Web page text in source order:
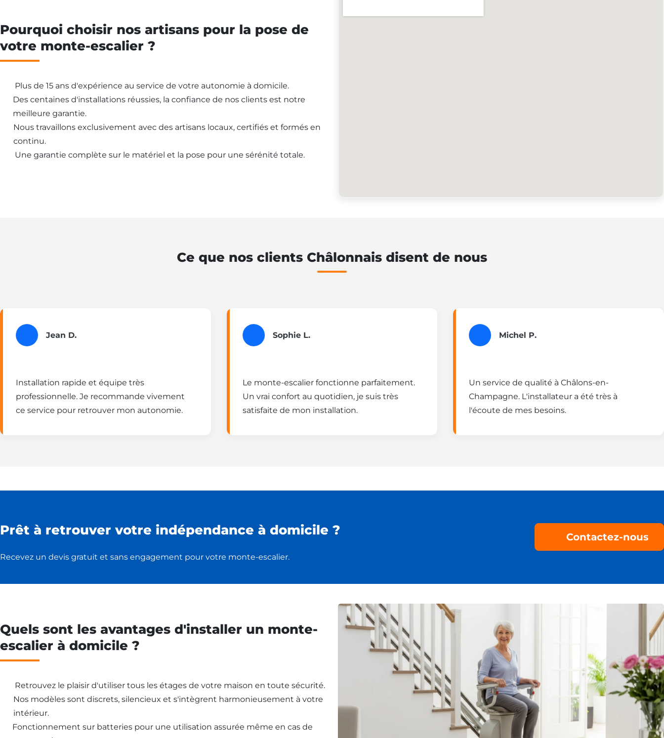
Pourquoi choisir nos artisans pour la pose de
votre monte-escalier ?
Plus de 15 ans d'expérience au service de votre autonomie à domicile.
Des centaines d'installations réussies, la confiance de nos clients est notre
meilleure garantie.
Nous travaillons exclusivement avec des artisans locaux, certifiés et formés en
continu.
Une garantie complète sur le matériel et la pose pour une sérénité totale.
Ce que nos clients Châlonnais disent de nous
Jean D.
Installation rapide et équipe très
professionnelle. Je recommande vivement
ce service pour retrouver mon autonomie.
Sophie L.
Le monte-escalier fonctionne parfaitement.
Un vrai confort au quotidien, je suis très
satisfaite de mon installation.
Michel P.
Un service de qualité à Châlons-en-
Champagne. L'installateur a été très à
l'écoute de mes besoins.
Prêt à retrouver votre indépendance à domicile ?
Recevez un devis gratuit et sans engagement pour votre monte-escalier.
Contactez-nous
Quels sont les avantages d'installer un monte-
escalier à domicile ?
Retrouvez le plaisir d'utiliser tous les étages de votre maison en toute sécurité.
Nos modèles sont discrets, silencieux et s'intègrent harmonieusement à votre
intérieur.
Fonctionnement sur batteries pour une utilisation assurée même en cas de